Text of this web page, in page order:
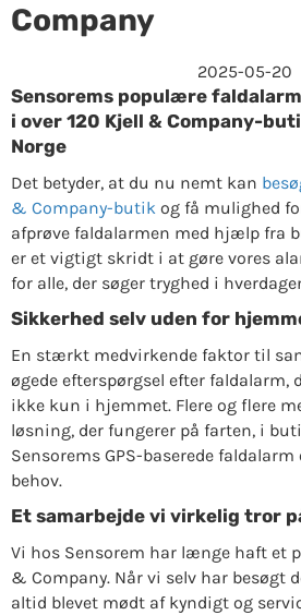
Company
2025-05-20
Sensorems populære
i over 120 Kjell & Company-
Norge
Det betyder, at du nu nemt kan
& Company-butik og få mulighed
afprøve faldalarmen med hjælp fra
er et vigtigt skridt i at gøre vores
for alle, der søger tryghed i
Sikkerhed selv uden for
En stærkt medvirkende faktor til
øgede efterspørgsel efter faldalarm,
ikke kun i hjemmet. Flere og flere
løsning, der fungerer på farten, i
Sensorems GPS-baserede
behov.
Et samarbejde vi virkelig tror
Vi hos Sensorem har længe haft et
& Company. Når vi selv har besøgt
altid blevet mødt af kyndigt og